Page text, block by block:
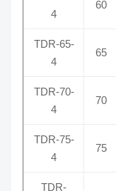
4
60
TDR-65-
4
65
TDR-70-
4
70
TDR-75-
4
75
TDR-